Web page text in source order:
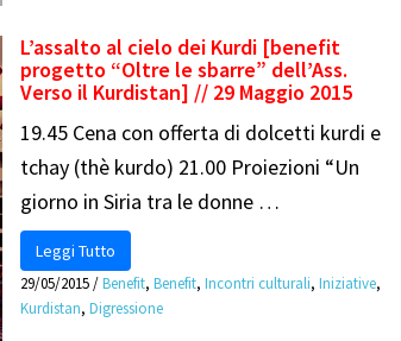
L’assalto al cielo dei Kurdi [benefit
progetto “Oltre le sbarre” dell’Ass.
Verso il Kurdistan] // 29 Maggio 2015
19.45 Cena con offerta di dolcetti kurdi e
tchay (thè kurdo) 21.00 Proiezioni “Un
giorno in Siria tra le donne …
Leggi Tutto
29/05/2015/Benefit,Benefit,Incontri culturali,Iniziative,
Kurdistan,Digressione